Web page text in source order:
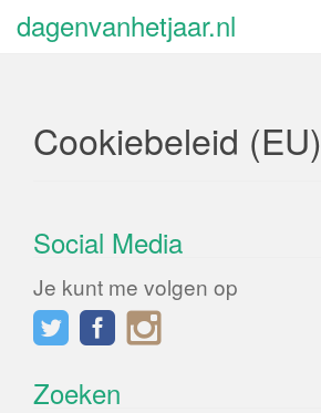
dagenvanhetjaar.nl
Cookiebeleid (EU)
Social Media
Je kunt me volgen op
Zoeken